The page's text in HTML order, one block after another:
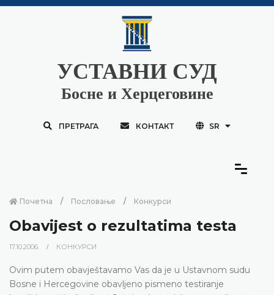
УСТАВНИ СУД
Босне и Херцеговине
ПРЕТРАГА КОНТАКТ SR
Почетна Пословање Конкурси
Obavijest o rezultatima testa
17.10.2006. КОНКУРСИ
Ovim putem obavještavamo Vas da je u Ustavnom sudu
Bosne i Hercegovine obavljeno pismeno testiranje